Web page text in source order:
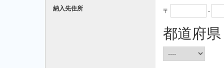
納入先住所 〒 -
都道府県